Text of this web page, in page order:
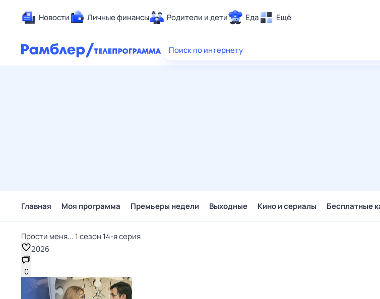
Новости Личные финансы Родители и дети Еда Ещё
Здоровье
Поиск по интернету
Главная Моя программа Премьеры недели Выходные Кино и сериалы Бесплатные
Прости меня... 1 сезон 14-я серия
2026
0